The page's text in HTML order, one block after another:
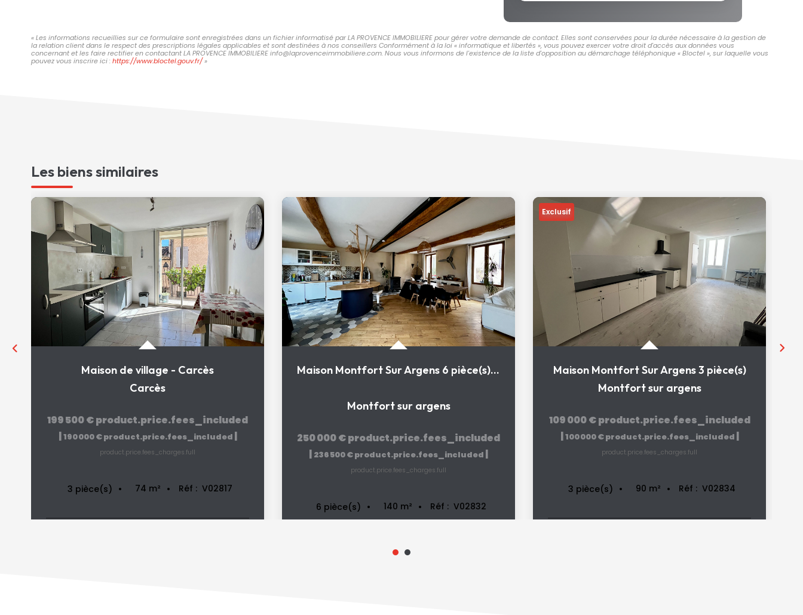
« Les informations recueillies sur ce formulaire sont enregistrées dans un fichier informatisé par LA PROVENCE IMMOBILIERE pour gérer votre demande de contact. Elles sont conservées pour la durée nécessaire à la gestion de
la relation client dans le respect des prescriptions légales applicables et sont destinées à nos conseillers Conformément à la loi « informatique et libertés », vous pouvez exercer votre droit d'accès aux données vous
concernant et les faire rectifier en contactant LA PROVENCE IMMOBILIERE info@laprovenceimmobiliere.com. Nous vous informons de l'existence de la liste d'opposition au démarchage téléphonique « Bloctel », sur laquelle vous
pouvez vous inscrire ici : https://www.bloctel.gouv.fr/»
Les biens similaires
Maison de village - Carcès
Carcès
199 500 €product.price.fees_included
|190 000 € product.price.fees_included |
product.price.fees_charges.full
3 pièce(s) 74 m² Réf : V02817
Maison Montfort Sur Argens 6 pièce(s) 140 m2
Montfort sur argens
250 000 €product.price.fees_included
| 236 500 €product.price.fees_included |
product.price.fees_charges.full
6 pièce(s) 140 m² Réf : V02832
Exclusif
Maison Montfort Sur Argens 3 pièce(s)
Montfort sur argens
109 000 €product.price.fees_included
|100 000 € product.price.fees_included |
product.price.fees_charges.full
3 pièce(s) 90 m² Réf : V02834